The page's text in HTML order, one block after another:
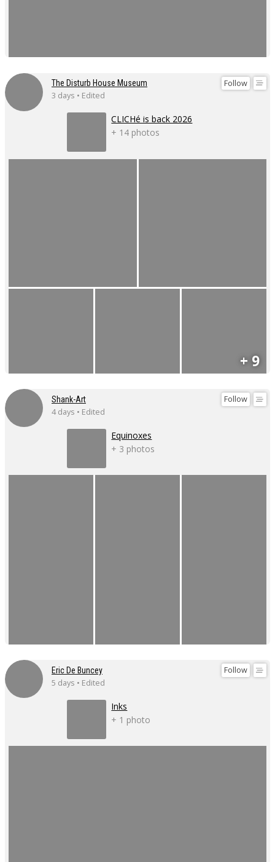
Follow
The Disturb House Museum
3 days • Edited
CLICHé is back 2026
+ 14 photos
+ 9
Follow
Shank-Art
4 days • Edited
Equinoxes
+ 3 photos
Follow
Eric De Buncey
5 days • Edited
Inks
+ 1 photo